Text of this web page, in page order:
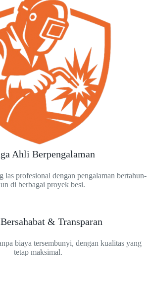
Ahli Berpengalaman
las profesional dengan pengalaman bertahun-
di berbagai proyek besi.
& Transparan
biaya tersembunyi, dengan kualitas yang
tetap maksimal.